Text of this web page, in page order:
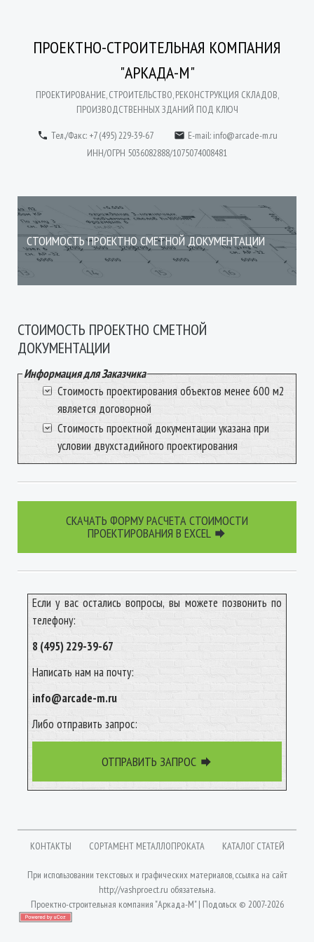
ПРОЕКТНО-СТРОИТЕЛЬНАЯ КОМПАНИЯ
"АРКАДА-М"
ПРОЕКТИРОВАНИЕ, СТРОИТЕЛЬСТВО, РЕКОНСТРУКЦИЯ СКЛАДОВ,
ПРОИЗВОДСТВЕННЫХ ЗДАНИЙ ПОД КЛЮЧ
 Тел./Факс: +7 (495) 229-39-67  E-mail: info@arcade-m.ru
ИНН/ОГРН 5036082888/1075074008481
СТОИМОСТЬ ПРОЕКТНО СМЕТНОЙ ДОКУМЕНТАЦИИ
СТОИМОСТЬ ПРОЕКТНО СМЕТНОЙ
ДОКУМЕНТАЦИИ
Информация для Заказчика
Стоимость проектирования объектов менее 600 м2
является договорной
Стоимость проектной документации указана при
условии двухстадийного проектирования
СКАЧАТЬ ФОРМУ РАСЧЕТА СТОИМОСТИ
ПРОЕКТИРОВАНИЯ В EXCEL 
Если у вас остались вопросы, вы можете позвонить по
телефону:
8 (495) 229-39-67
Написать нам на почту:
info@arcade-m.ru
Либо отправить запрос:
ОТПРАВИТЬ ЗАПРОС 
КОНТАКТЫ СОРТАМЕНТ МЕТАЛЛОПРОКАТА КАТАЛОГ СТАТЕЙ
При использовании текстовых и графических материалов, ссылка на сайт
http://vashproect.ru обязательна.
Проектно-строительная компания "Аркада-М" | Подольск © 2007-2026